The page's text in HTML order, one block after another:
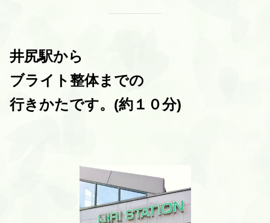
井尻駅から
ブライト整体までの
行きかたです。(約１０分)